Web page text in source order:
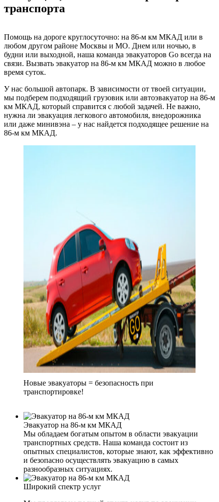
транспорта
Помощь на дороге круглосуточно: на 86-м км МКАД или в
любом другом районе Москвы и МО. Днем или ночью, в
будни или выходной, наша команда эвакуаторов Go всегда на
связи. Вызвать эвакуатор на 86-м км МКАД можно в любое
время суток.
У нас большой автопарк. В зависимости от твоей ситуации,
мы подберем подходящий грузовик или автоэвакуатор на 86-м
км МКАД, который справится с любой задачей. Не важно,
нужна ли эвакуация легкового автомобиля, внедорожника
или даже минивэна – у нас найдется подходящее решение на
86-м км МКАД.
Новые эвакуаторы = безопасность при
транспортировке!
Эвакуатор на 86-м км МКАД
Мы обладаем богатым опытом в области эвакуации
транспортных средств. Наша команда состоит из
опытных специалистов, которые знают, как эффективно
и безопасно осуществлять эвакуацию в самых
разнообразных ситуациях.
Широкий спектр услуг